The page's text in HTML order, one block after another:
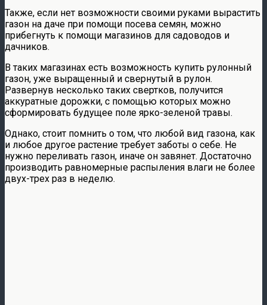
Также, если нет возможности своими руками вырастить
газон на даче при помощи посева семян, можно
прибегнуть к помощи магазинов для садоводов и
дачников.
В таких магазинах есть возможность купить рулонный
газон, уже выращенный и свернутый в рулон.
Развернув несколько таких свертков, получится
аккуратные дорожки, с помощью которых можно
сформировать будущее поле ярко-зеленой травы.
Однако, стоит помнить о том, что любой вид газона, как
и любое другое растение требует заботы о себе. Не
нужно переливать газон, иначе он завянет. Достаточно
производить равномерные распыления влаги не более
двух-трех раз в неделю.